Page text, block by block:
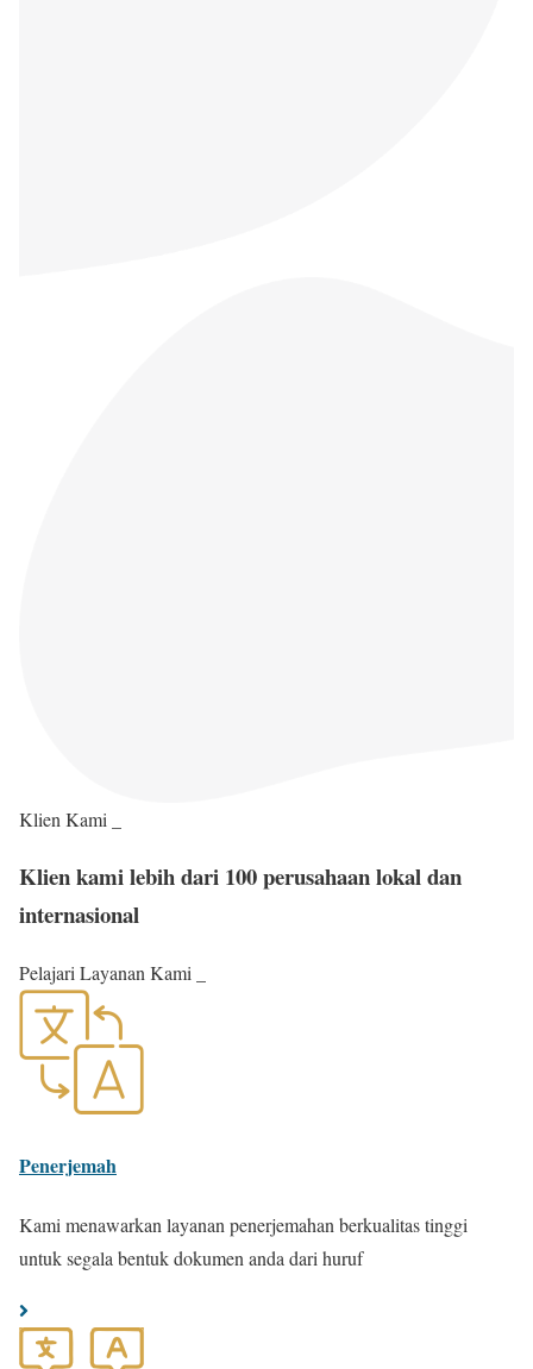
Klien Kami _
Klien kami lebih dari 100 perusahaan lokal dan
internasional
Pelajari Layanan Kami _
Penerjemah
Kami menawarkan layanan penerjemahan berkualitas tinggi
untuk segala bentuk dokumen anda dari huruf